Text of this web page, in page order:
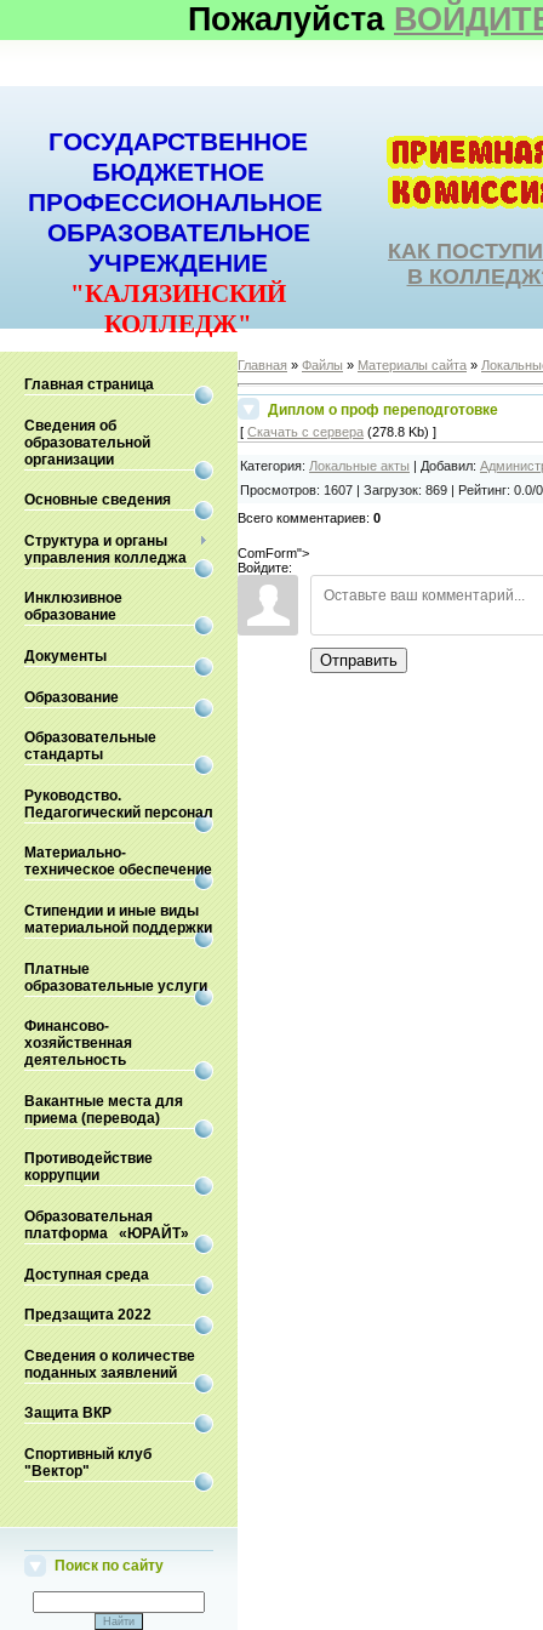
Пожалуйста
ГОСУДАРСТВЕННОЕ
БЮДЖЕТНОЕ
ПРОФЕССИОНАЛЬНОЕ
ОБРАЗОВАТЕЛЬНОЕ
УЧРЕЖДЕНИЕ
"КАЛЯЗИНСКИЙ
КОЛЛЕДЖ"
КАК
В
Главная страница
Сведения об
образовательной
организации
Основные сведения
Структура и органы
управления колледжа
Инклюзивное
образование
Документы
Образование
Образовательные
стандарты
Руководство.
Педагогический персонал
Материально-
техническое обеспечение
Стипендии и иные виды
материальной поддержки
Платные
образовательные услуги
Финансово-
хозяйственная
деятельность
Вакантные места для
приема (перевода)
Противодействие
коррупции
Образовательная
платформа «ЮРАЙТ»
Доступная среда
Предзащита 2022
Сведения о количестве
поданных заявлений
Защита ВКР
Спортивный клуб
"Вектор"
Поиск по сайту
Главная » Файлы » Материалы сайта »
Диплом о проф переподготовке
[ Скачать с сервера (278.8 Kb) ]
Категория: Локальные акты | Добавил:
Просмотров: 1607 | Загрузок: 869 | Рейтинг: 0.0/0
Всего комментариев: 0
ComForm">
Войдите:
Отправить